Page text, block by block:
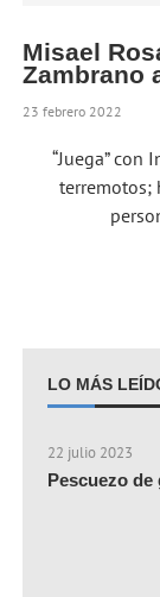
Misael
Zambrano
23 febrero 2022
“Juega” con
terremotos;
LO MÁS
22 julio 2023
Pescuezo